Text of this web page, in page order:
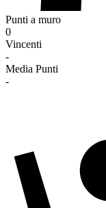
Punti a muro
0
Vincenti
-
Media Punti
-